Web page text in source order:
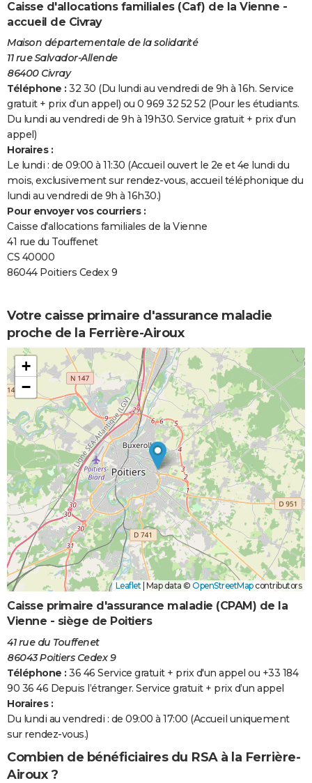
Caisse d'allocations familiales (Caf) de la Vienne -
accueil de Civray
Maison départementale de la solidarité
11 rue Salvador-Allende
86400 Civray
Téléphone : 32 30 (Du lundi au vendredi de 9h à 16h. Service
gratuit + prix d’un appel) ou 0 969 32 52 52 (Pour les étudiants.
Du lundi au vendredi de 9h à 19h30. Service gratuit + prix d’un
appel)
Horaires :
Le lundi : de 09:00 à 11:30 (Accueil ouvert le 2e et 4e lundi du
mois, exclusivement sur rendez-vous, accueil téléphonique du
lundi au vendredi de 9h à 16h30.)
Pour envoyer vos courriers :
Caisse d'allocations familiales de la Vienne
41 rue du Touffenet
CS 40000
86044 Poitiers Cedex 9
Votre caisse primaire d'assurance maladie
proche de la Ferrière-Airoux
+
−
Leaflet Map data © OpenStreetMapcontributors
Caisse primaire d'assurance maladie (CPAM) de la
Vienne - siège de Poitiers
41 rue du Touffenet
86043 Poitiers Cedex 9
Téléphone : 36 46 Service gratuit + prix d'un appel ou +33 184
90 36 46 Depuis l’étranger. Service gratuit + prix d’un appel
Horaires :
Du lundi au vendredi : de 09:00 à 17:00 (Accueil uniquement
sur rendez-vous.)
Combien de bénéficiaires du RSA à la Ferrière-
Airoux ?